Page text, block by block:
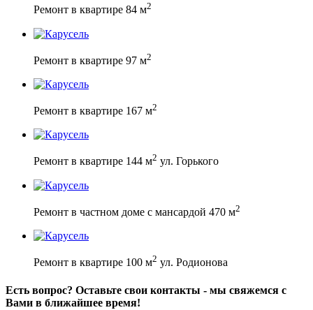
Ремонт в квартире 84 м2
Ремонт в квартире 97 м2
Ремонт в квартире 167 м2
Ремонт в квартире 144 м2 ул. Горького
Ремонт в частном доме с мансардой 470 м2
Ремонт в квартире 100 м2 ул. Родионова
Есть вопрос? Оставьте свои контакты - мы свяжемся с
Вами в ближайшее время!